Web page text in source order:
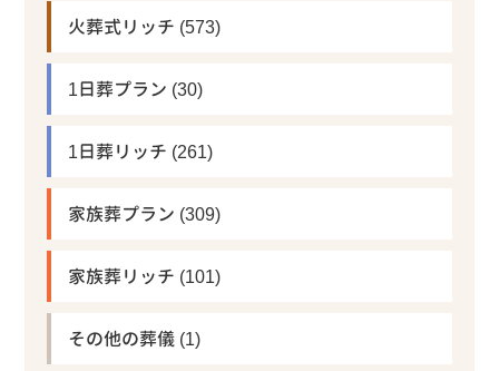
火葬式リッチ (573)
1日葬プラン (30)
1日葬リッチ (261)
家族葬プラン (309)
家族葬リッチ (101)
その他の葬儀 (1)